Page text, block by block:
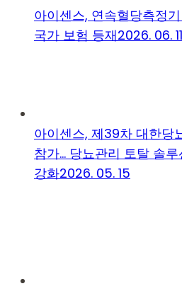
아이센스, 연속혈당측정
국가 보험 등재2026. 06. 11
아이센스, 제39차 대한당
참가… 당뇨관리 토탈 솔
강화2026. 05. 15